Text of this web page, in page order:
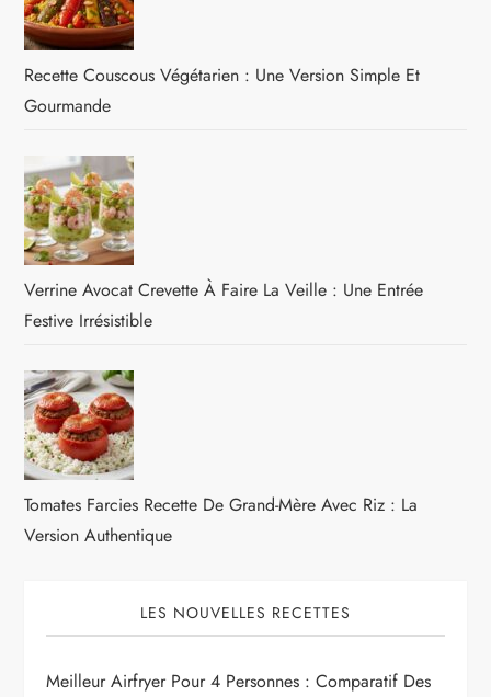
Recette Couscous Végétarien : Une Version Simple Et
Gourmande
Verrine Avocat Crevette À Faire La Veille : Une Entrée
Festive Irrésistible
Tomates Farcies Recette De Grand-Mère Avec Riz : La
Version Authentique
LES NOUVELLES RECETTES
Meilleur Airfryer Pour 4 Personnes : Comparatif Des